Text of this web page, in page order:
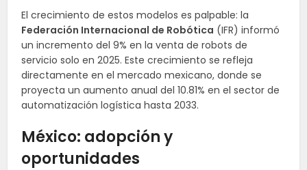
El crecimiento de estos modelos es palpable: la
Federación Internacional de Robótica (IFR) informó
un incremento del 9% en la venta de robots de
servicio solo en 2025. Este crecimiento se refleja
directamente en el mercado mexicano, donde se
proyecta un aumento anual del 10.81% en el sector de
automatización logística hasta 2033.
México: adopción y
oportunidades